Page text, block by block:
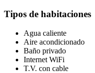
Tipos de habitaciones
Agua caliente
Aire acondicionado
Baño privado
Internet WiFi
T.V. con cable